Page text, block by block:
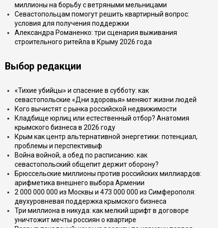
миллионы на борьбу с ветряными мельницами
Севастопольцам помогут решить квартирный вопрос:
условия для получения поддержки
Александра Романенко: три сценария выживания
строительного ритейла в Крыму 2026 года
Выбор редакции
«Тихие убийцы» и спасение в субботу: как
севастопольские «Дни здоровья» меняют жизни людей
Кого вычистят с рынка российской недвижимости
Кладбище юрлиц или естественный отбор? Анатомия
крымского бизнеса в 2026 году
Крым как центр альтернативной энергетики: потенциал,
проблемы и перспективыф
Война войной, а обед по расписанию: как
севастопольский общепит держит оборону?
Брюссельские миллионы против российских миллиардов:
арифметика внешнего выбора Армении
2 000 000 000 из Москвы и 473 000 000 из Симферополя:
двухуровневая поддержка крымского бизнеса
Три миллиона в никуда: как мелкий шрифт в договоре
уничтожит мечты россиян о квартире